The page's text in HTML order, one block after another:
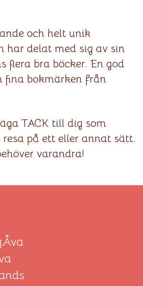
och helt unik
har delat med sig av sin
flera bra böcker. En god
fina bokmärken från
TACK till dig som
på ett eller annat sätt.
varandra!